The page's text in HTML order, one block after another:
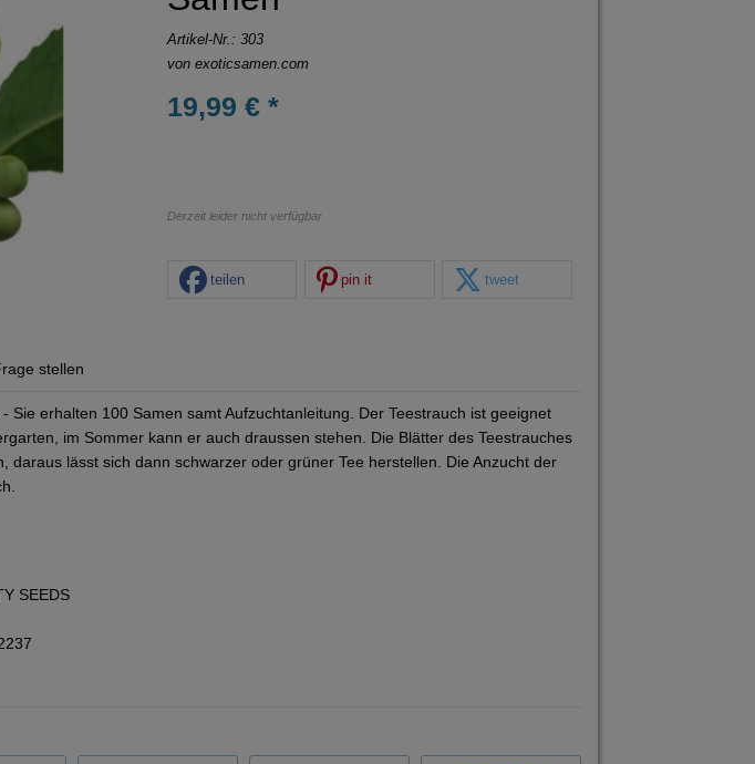
Artikel-Nr.: 303
von exoticsamen.com
19,99 € *
Derzeit leider nicht verfügbar
teilen pin it tweet
stellen
Sie erhalten 100 Samen samt Aufzuchtanleitung. Der Teestrauch ist geeignet
im Sommer kann er auch draussen stehen. Die Blätter des Teestrauches
daraus lässt sich dann schwarzer oder grüner Tee herstellen. Die Anzucht der
SEEDS